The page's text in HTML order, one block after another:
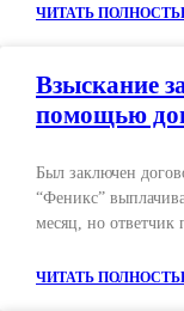
ЧИТАТЬ
Взыскание
помощью
Был заключен
“Феникс”
месяц, но ответчик
ЧИТАТЬ